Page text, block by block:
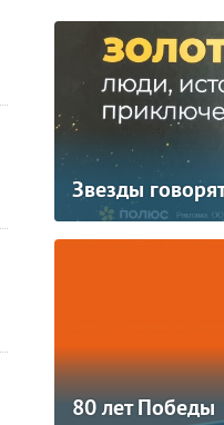
Звезды
80 лет Победы